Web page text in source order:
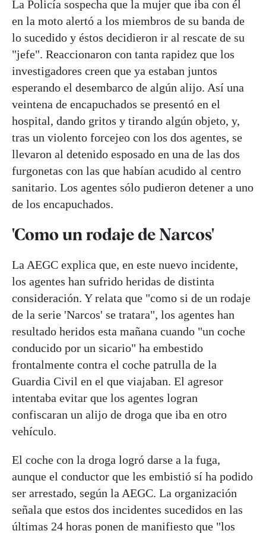
La Policía sospecha que la mujer que iba con él
en la moto alertó a los miembros de su banda de
lo sucedido y éstos decidieron ir al rescate de su
"jefe". Reaccionaron con tanta rapidez que los
investigadores creen que ya estaban juntos
esperando el desembarco de algún alijo. Así una
veintena de encapuchados se presentó en el
hospital, dando gritos y tirando algún objeto, y,
tras un violento forcejeo con los dos agentes, se
llevaron al detenido esposado en una de las dos
furgonetas con las que habían acudido al centro
sanitario. Los agentes sólo pudieron detener a uno
de los encapuchados.
'Como un rodaje de Narcos'
La AEGC explica que, en este nuevo incidente,
los agentes han sufrido heridas de distinta
consideración. Y relata que "como si de un rodaje
de la serie 'Narcos' se tratara", los agentes han
resultado heridos esta mañana cuando "un coche
conducido por un sicario" ha embestido
frontalmente contra el coche patrulla de la
Guardia Civil en el que viajaban. El agresor
intentaba evitar que los agentes logran
confiscaran un alijo de droga que iba en otro
vehículo.
El coche con la droga logró darse a la fuga,
aunque el conductor que les embistió sí ha podido
ser arrestado, según la AEGC. La organización
señala que estos dos incidentes sucedidos en las
últimas 24 horas ponen de manifiesto que "los